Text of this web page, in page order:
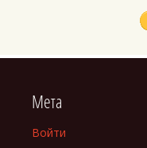
Мета
Войти